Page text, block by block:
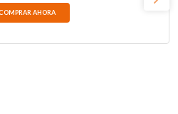
AHORA